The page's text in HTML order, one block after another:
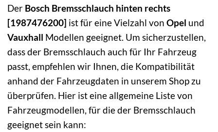
Der Bosch Bremsschlauch hinten rechts
[1987476200] ist für eine Vielzahl von Opel und
Vauxhall Modellen geeignet. Um sicherzustellen,
dass der Bremsschlauch auch für Ihr Fahrzeug
passt, empfehlen wir Ihnen, die Kompatibilität
anhand der Fahrzeugdaten in unserem Shop zu
überprüfen. Hier ist eine allgemeine Liste von
Fahrzeugmodellen, für die der Bremsschlauch
geeignet sein kann: